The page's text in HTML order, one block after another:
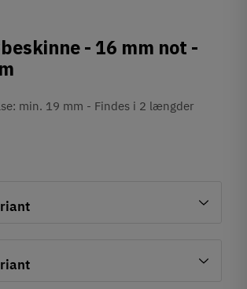
- 16 mm not -
min. 19 mm - Findes i 2 længder